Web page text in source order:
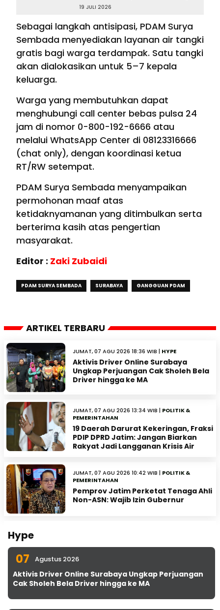
19 JULI 2026
Sebagai langkah antisipasi, PDAM Surya
Sembada menyediakan layanan air tangki
gratis bagi warga terdampak. Satu tangki
akan dialokasikan untuk 5–7 kepala
keluarga.
Warga yang membutuhkan dapat
menghubungi call center bebas pulsa 24
jam di nomor 0-800-192-6666 atau
melalui WhatsApp Center di 08123316666
(chat only), dengan koordinasi ketua
RT/RW setempat.
PDAM Surya Sembada menyampaikan
permohonan maaf atas
ketidaknyamanan yang ditimbulkan serta
berterima kasih atas pengertian
masyarakat.
Editor : Zaki Zubaidi
PDAM SURYA SEMBADA SURABAYA GANGGUAN PDAM
ARTIKEL TERBARU
JUMAT, 07 AGU 2026 18:36 WIB | HYPE
Aktivis Driver Online Surabaya
Ungkap Perjuangan Cak Sholeh Bela
Driver hingga ke MA
JUMAT, 07 AGU 2026 13:34 WIB | POLITIK &
PEMERINTAHAN
19 Daerah Darurat Kekeringan, Fraksi
PDIP DPRD Jatim: Jangan Biarkan
Rakyat Jadi Langganan Krisis Air
JUMAT, 07 AGU 2026 10:42 WIB | POLITIK &
PEMERINTAHAN
Pemprov Jatim Perketat Tenaga Ahli
Non-ASN: Wajib Izin Gubernur
Hype
07 Agustus 2026
Aktivis Driver Online Surabaya Ungkap Perjuangan
Cak Sholeh Bela Driver hingga ke MA